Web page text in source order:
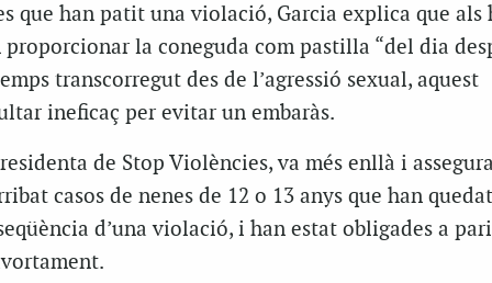
que han patit una violació, Garcia explica que als
la coneguda com pastilla “del dia
transcorregut des de l’agressió sexual, aquest
ineficaç per evitar un embaràs.
de Stop Violències, va més enllà i
casos de nenes de 12 o 13 anys que han quedat
d’una violació, i han estat obligades a